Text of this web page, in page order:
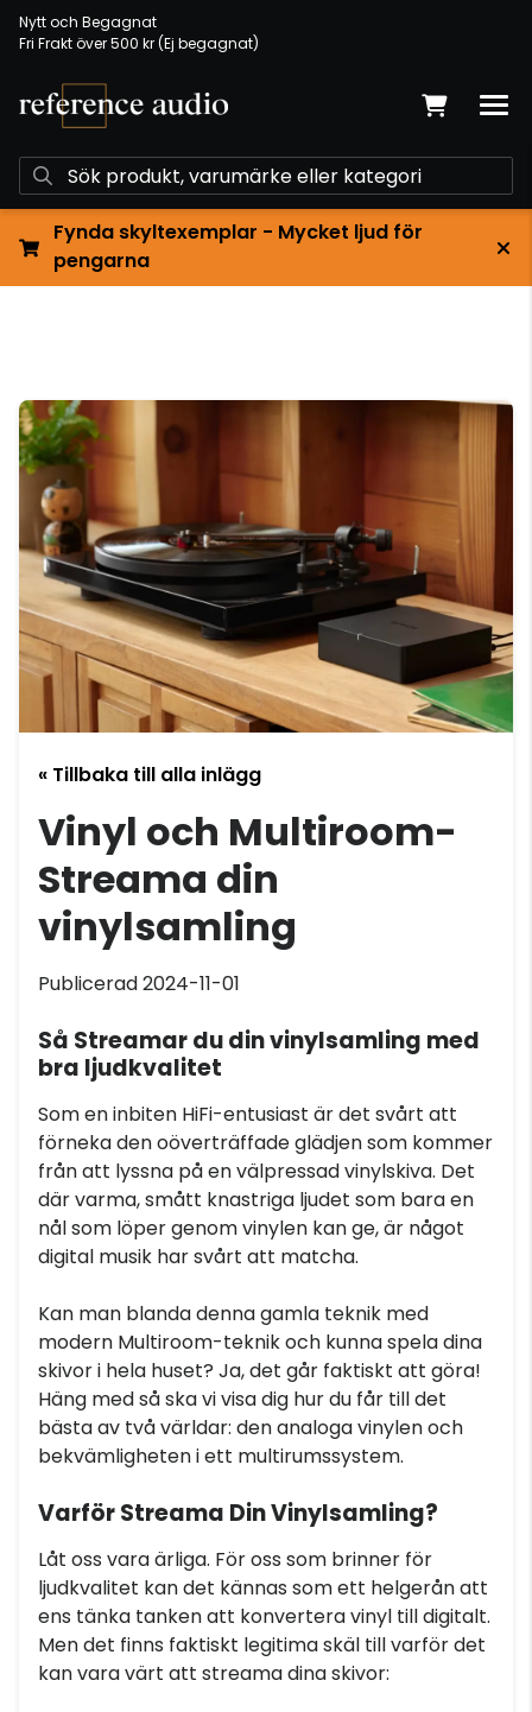
Nytt och Begagnat
Fri Frakt över 500 kr (Ej begagnat)
Fynda skyltexemplar - Mycket ljud för
pengarna
« Tillbaka till alla inlägg
Vinyl och Multiroom-
Streama din
vinylsamling
Publicerad 2024-11-01
Så Streamar du din vinylsamling med
bra ljudkvalitet
Som en inbiten HiFi-entusiast är det svårt att
förneka den oöverträffade glädjen som kommer
från att lyssna på en välpressad vinylskiva. Det
där varma, smått knastriga ljudet som bara en
nål som löper genom vinylen kan ge, är något
digital musik har svårt att matcha.
Kan man blanda denna gamla teknik med
modern Multiroom-teknik och kunna spela dina
skivor i hela huset? Ja, det går faktiskt att göra!
Häng med så ska vi visa dig hur du får till det
bästa av två världar: den analoga vinylen och
bekvämligheten i ett multirumssystem.
Varför Streama Din Vinylsamling?
Låt oss vara ärliga. För oss som brinner för
ljudkvalitet kan det kännas som ett helgerån att
ens tänka tanken att konvertera vinyl till digitalt.
Men det finns faktiskt legitima skäl till varför det
kan vara värt att streama dina skivor: